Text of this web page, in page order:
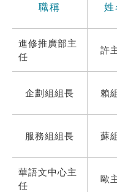
職稱 姓
進修推廣部主
任
許
企劃組組長 賴
服務組組長 蘇
華語文中心主
任
歐